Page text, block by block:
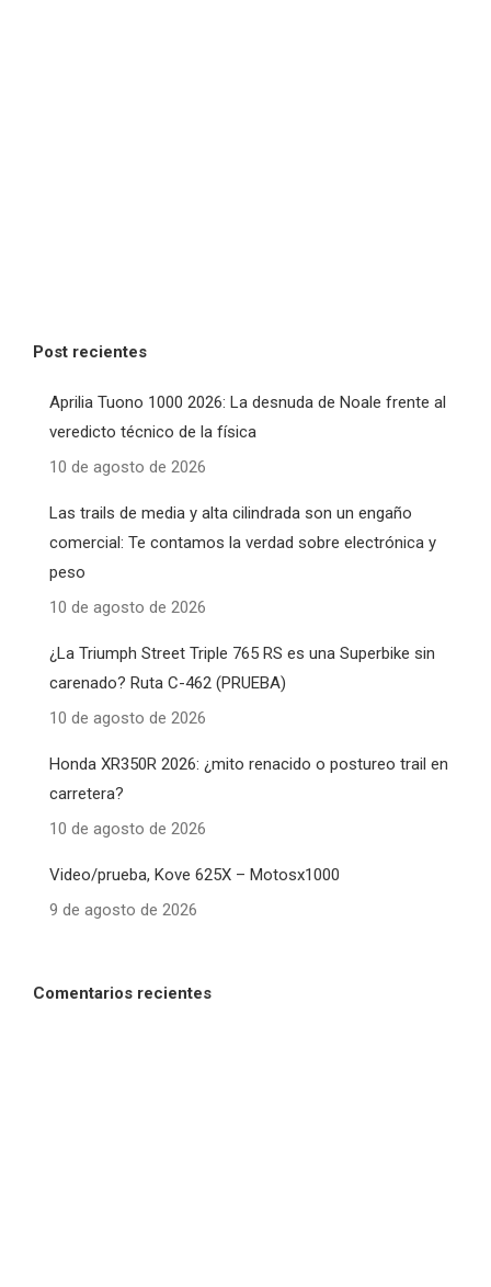
Post recientes
Aprilia Tuono 1000 2026: La desnuda de Noale frente al
veredicto técnico de la física
10 de agosto de 2026
Las trails de media y alta cilindrada son un engaño
comercial: Te contamos la verdad sobre electrónica y
peso
10 de agosto de 2026
¿La Triumph Street Triple 765 RS es una Superbike sin
carenado? Ruta C-462 (PRUEBA)
10 de agosto de 2026
Honda XR350R 2026: ¿mito renacido o postureo trail en
carretera?
10 de agosto de 2026
Video/prueba, Kove 625X – Motosx1000
9 de agosto de 2026
Comentarios recientes